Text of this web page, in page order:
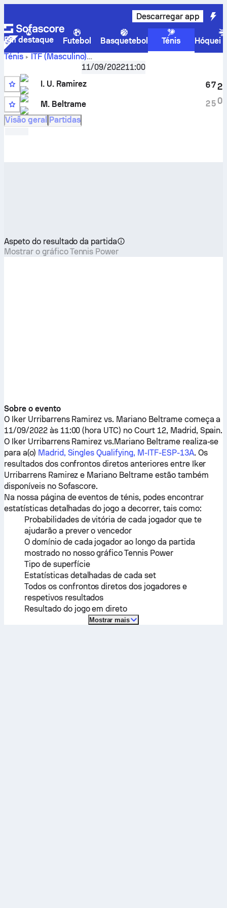
Descarregar app
Em destaque Futebol Basquetebol Ténis
Hóquei
Ténis
ITF (Masculino)
Madrid, Singles Qualifying, M-ITF-ESP-13A
Urribarrens Ramirez
direto e resultados dos confrontos diretos
11/09/202211:00
I. U. Ramirez
M. Beltrame
6
2
7
5
2
0
Visão geral Partidas
Aspeto do resultado da partida
Mostrar o gráfico Tennis Power
Sobre o evento
O Iker Urribarrens Ramirez vs. Mariano Beltramecomeça a
11/09/2022 às 11:00 (hora UTC) no Court 12, Madrid, Spain.
O Iker Urribarrens Ramirez vs.Mariano Beltramerealiza-se
para a(o) Madrid, Singles Qualifying, M-ITF-ESP-13A. Os
resultados dos confrontos diretos anteriores entre Iker
Urribarrens Ramirez e Mariano Beltrameestão também
disponíveis no Sofascore.
Na nossa página de eventos de ténis, podes encontrar
estatísticas detalhadas do jogo a decorrer, tais como:
Probabilidades de vitória de cada jogador que te
ajudarão a prever o vencedor
O domínio de cada jogador ao longo da partida
mostrado no nosso gráfico Tennis Power
Tipo de superfície
Estatísticas detalhadas de cada set
Todos os confrontos diretos dos jogadores e
respetivos resultados
Resultado do jogo em direto
Mostrar mais